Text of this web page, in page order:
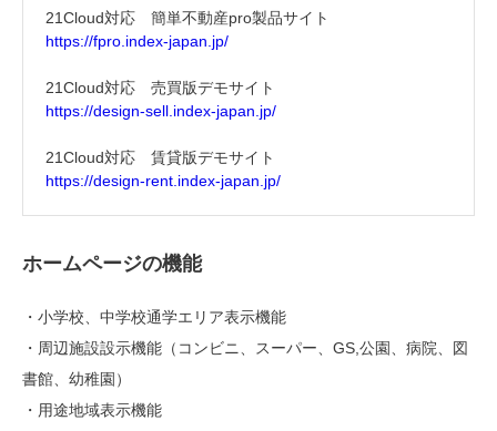
21Cloud対応 簡単不動産pro製品サイト
https://fpro.index-japan.jp/
21Cloud対応 売買版デモサイト
https://design-sell.index-japan.jp/
21Cloud対応 賃貸版デモサイト
https://design-rent.index-japan.jp/
ホームページの機能
・小学校、中学校通学エリア表示機能
・周辺施設設示機能（コンビニ、スーパー、GS,公園、病院、図
書館、幼稚園）
・用途地域表示機能